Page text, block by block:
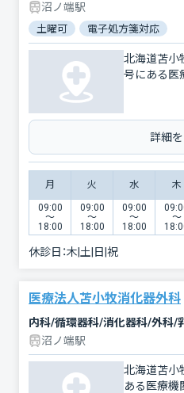
沼ノ端駅
土曜可 電子処方箋対応
北海道苫小
号にある医
詳細
月 火 水 木
09:00
〜
18:00
09:00
〜
18:00
09:00
〜
18:00
〜
休診日：木|土|日|祝
医療法人苫小牧消化器外科
内科/循環器科/消化器科/外科/
沼ノ端駅
北海道苫小
ある医療機